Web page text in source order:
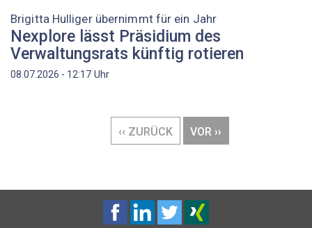
Brigitta Hulliger übernimmt für ein Jahr
Nexplore lässt Präsidium des
Verwaltungsrats künftig rotieren
08.07.2026 - 12:17 Uhr
VORHERIGE
SEITE
‹‹ ZURÜCK
NÄCHSTE
SEITE
VOR ››